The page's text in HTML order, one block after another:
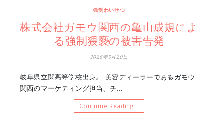
強制わいせつ
株式会社ガモウ関西の亀山成規によ
る強制猥褻の被害告発
2026年5月20日
岐阜県立関高等学校出身。 美容ディーラーであるガモウ
関西のマーケティング担当、チ…
Continue Reading…